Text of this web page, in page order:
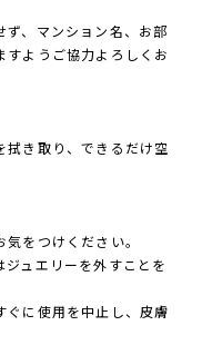
ず、マンション名、お部
ようご協力よろしくお
拭き取り、できるだけ空
をつけください。
ュエリーを外すことを
ぐに使用を中止し、皮膚